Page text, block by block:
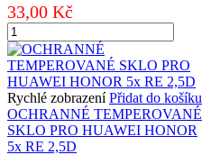
33,00 Kč
OCHRANNÉ
TEMPEROVANÉ
SKLO
PRO
HUAWEI
P
SMART
PLUS/NOVA
Rychlé zobrazení Přidat do košíku
OCHRANNÉ TEMPEROVANÉ
SKLO PRO HUAWEI HONOR
5x RE 2,5D